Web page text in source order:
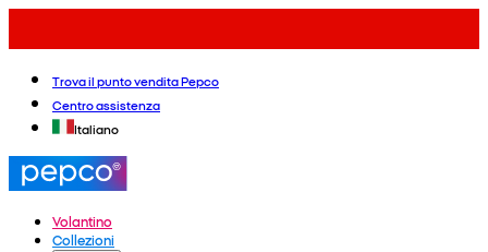
Trova il punto vendita Pepco
Centro assistenza
Italiano
Volantino
Collezioni